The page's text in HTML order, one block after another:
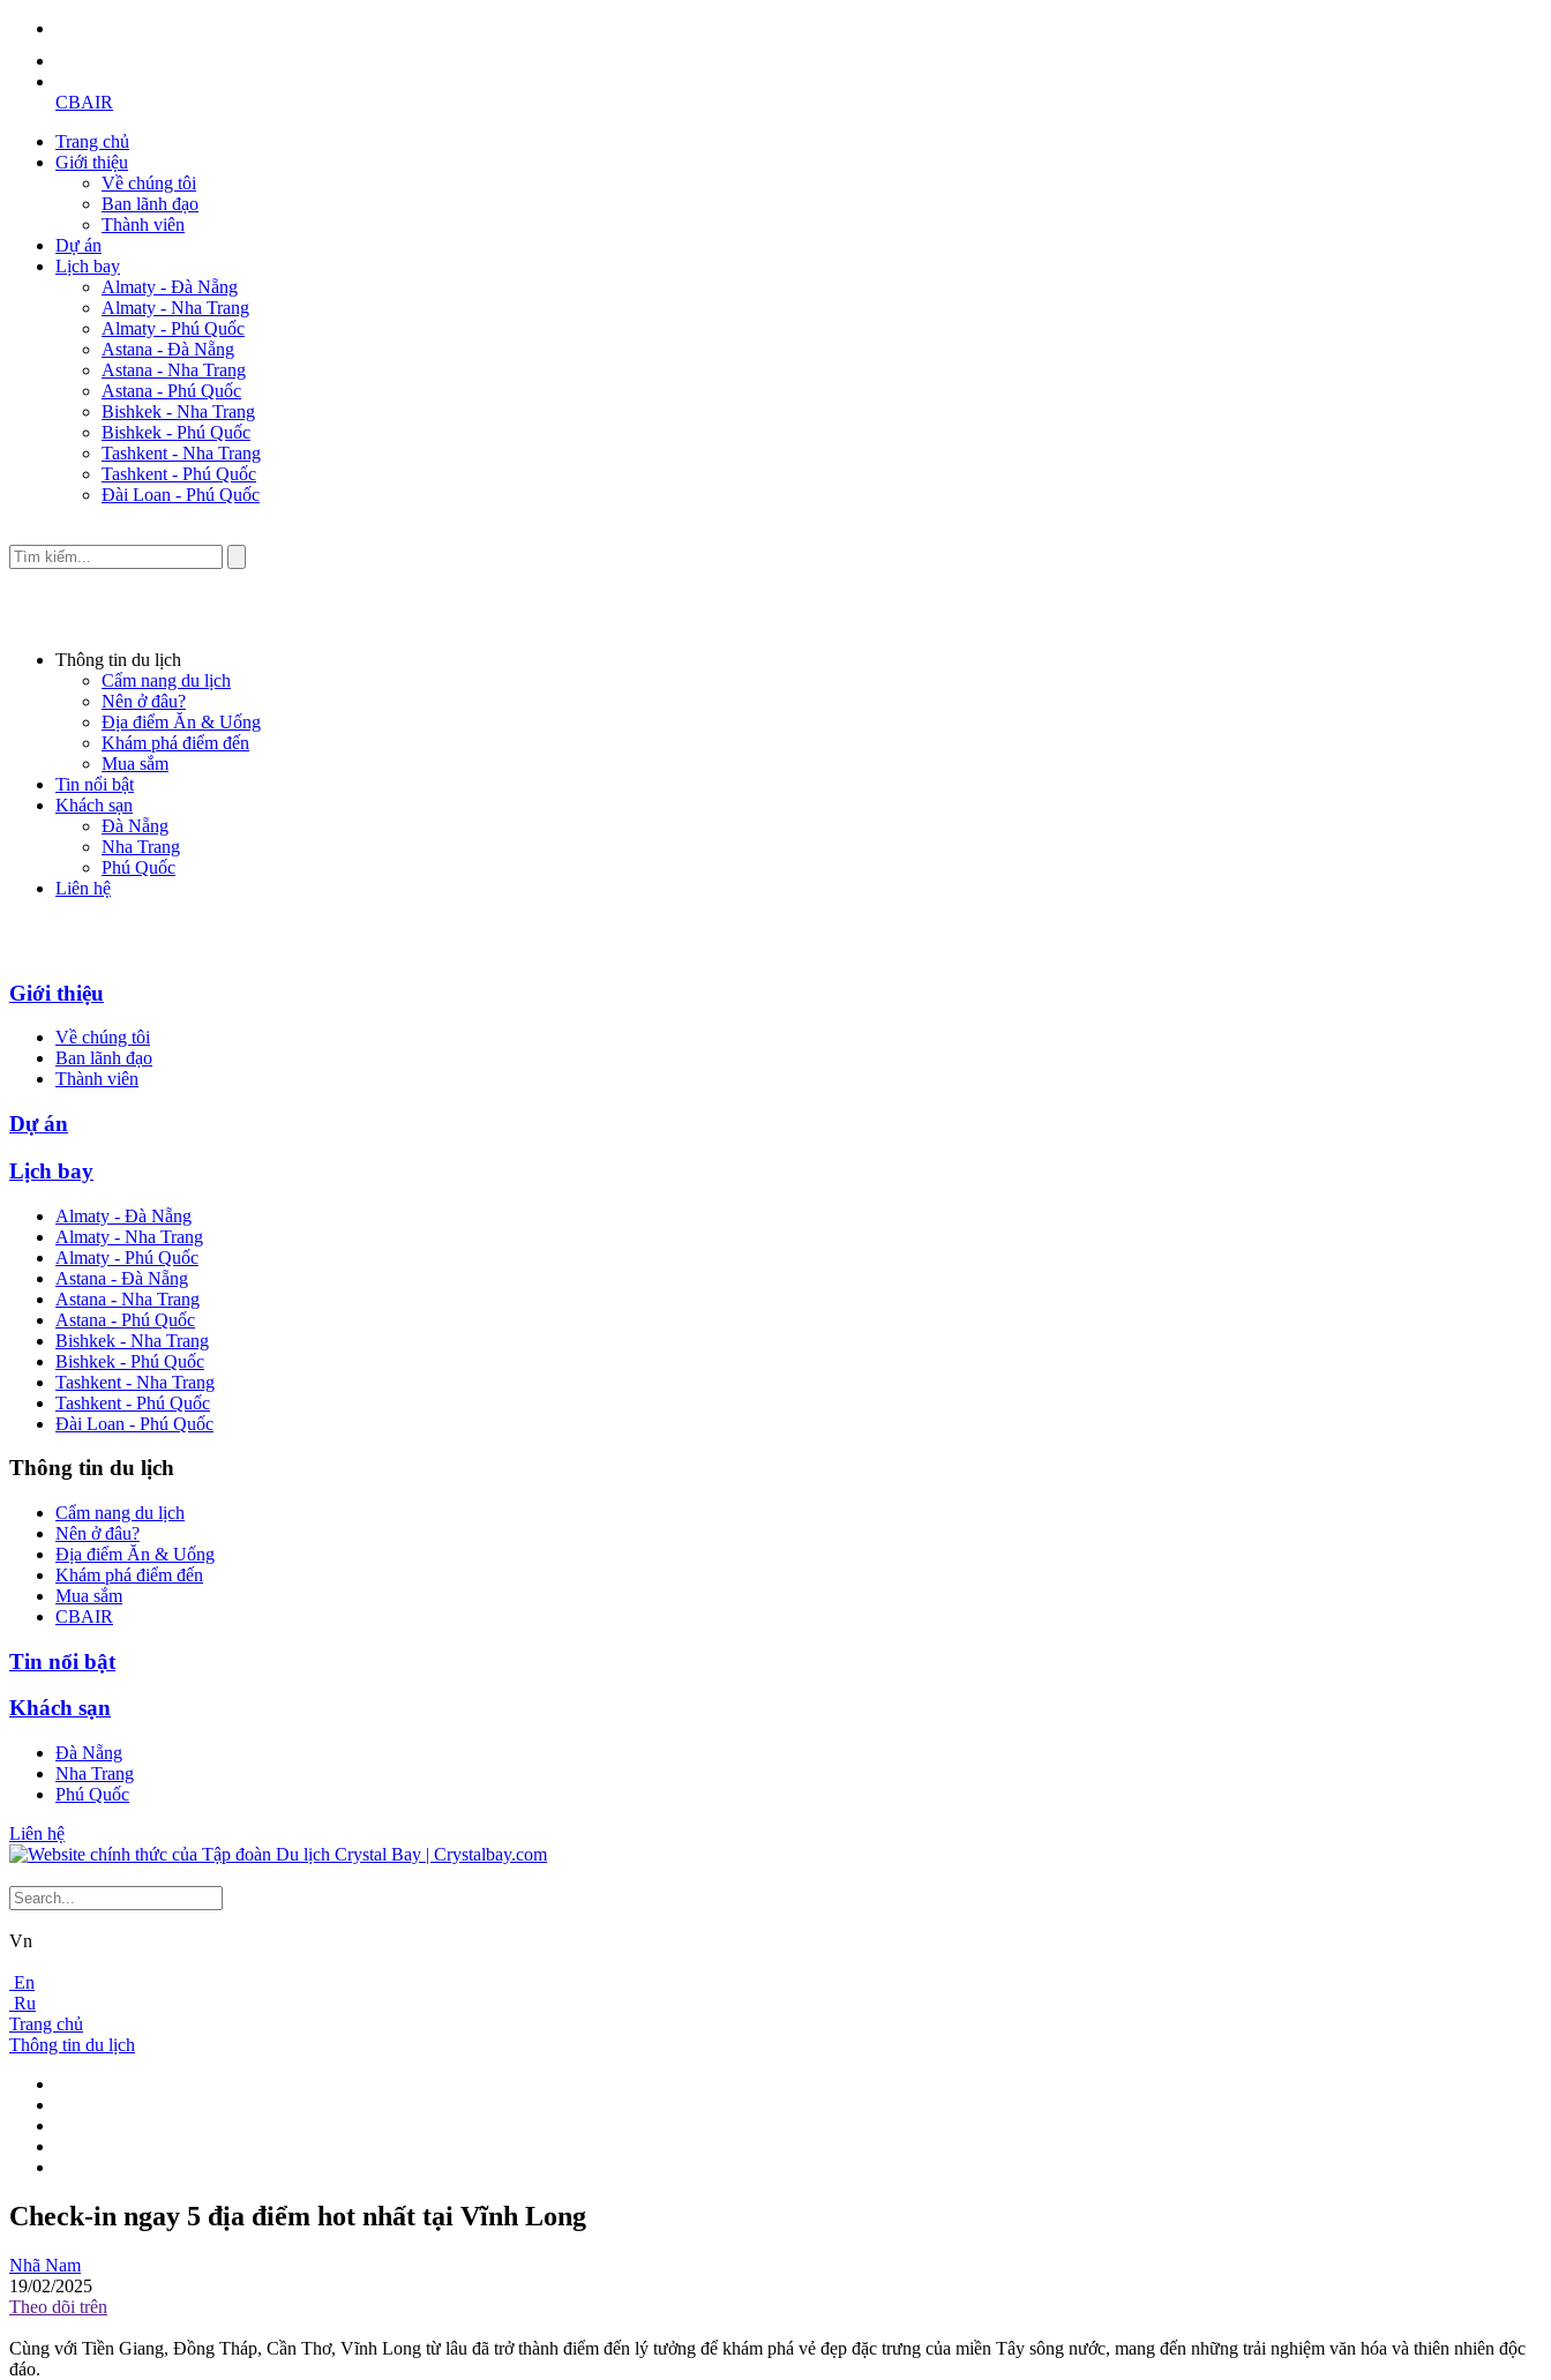
CBAIR
Trang chủ
Giới thiệu
Về chúng tôi
Ban lãnh đạo
Thành viên
Dự án
Lịch bay
Almaty - Đà Nẵng
Almaty - Nha Trang
Almaty - Phú Quốc
Astana - Đà Nẵng
Astana - Nha Trang
Astana - Phú Quốc
Bishkek - Nha Trang
Bishkek - Phú Quốc
Tashkent - Nha Trang
Tashkent - Phú Quốc
Đài Loan - Phú Quốc
Thông tin du lịch
Cẩm nang du lịch
Nên ở đâu?
Địa điểm Ăn & Uống
Khám phá điểm đến
Mua sắm
Tin nổi bật
Khách sạn
Đà Nẵng
Nha Trang
Phú Quốc
Liên hệ
Giới thiệu
Về chúng tôi
Ban lãnh đạo
Thành viên
Dự án
Lịch bay
Almaty - Đà Nẵng
Almaty - Nha Trang
Almaty - Phú Quốc
Astana - Đà Nẵng
Astana - Nha Trang
Astana - Phú Quốc
Bishkek - Nha Trang
Bishkek - Phú Quốc
Tashkent - Nha Trang
Tashkent - Phú Quốc
Đài Loan - Phú Quốc
Thông tin du lịch
Cẩm nang du lịch
Nên ở đâu?
Địa điểm Ăn & Uống
Khám phá điểm đến
Mua sắm
CBAIR
Tin nổi bật
Khách sạn
Đà Nẵng
Nha Trang
Phú Quốc
Liên hệ
Vn
En
Ru
Trang chủ
Thông tin du lịch
Check-in ngay 5 địa điểm hot nhất tại Vĩnh Long
Nhã Nam
19/02/2025
Theo dõi trên
Cùng với Tiền Giang, Đồng Tháp, Cần Thơ, Vĩnh Long từ lâu đã trở thành điểm đến lý tưởng để khám phá vẻ đẹp đặc trưng của miền Tây sông nước, mang đến những trải nghiệm văn hóa và thiên nhiên độc
đáo.